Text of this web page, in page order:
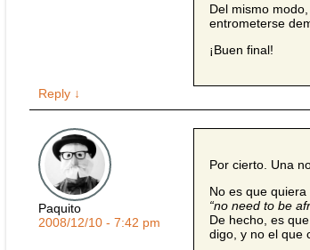
Del mismo
entrometerse
¡Buen final!
Reply ↓
Paquito
2008/12/10 - 7:42 pm
Por cierto. Una
No es que
“no need to be
De hecho, es
digo, y no el que